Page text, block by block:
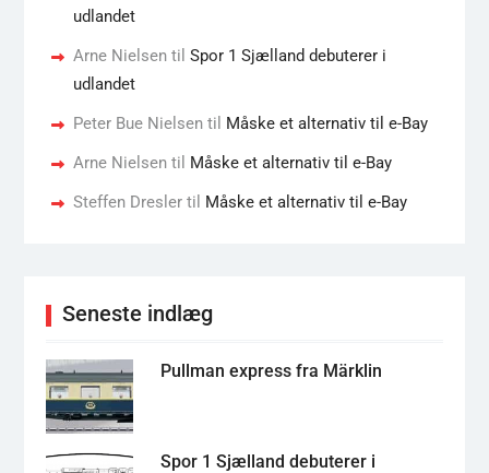
udlandet
Arne Nielsentil Spor 1 Sjælland debuterer i
udlandet
Peter Bue Nielsentil Måske et alternativ til e-Bay
Arne Nielsentil Måske et alternativ til e-Bay
Steffen Dreslertil Måske et alternativ til e-Bay
Seneste indlæg
Pullman express fra Märklin
Spor 1 Sjælland debuterer i